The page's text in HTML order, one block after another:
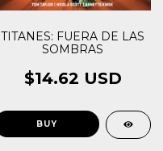
TITANES: FUERA DE LAS
SOMBRAS
$14.62 USD